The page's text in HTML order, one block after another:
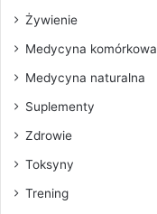
Żywienie
Medycyna komórkowa
Medycyna naturalna
Suplementy
Zdrowie
Toksyny
Trening